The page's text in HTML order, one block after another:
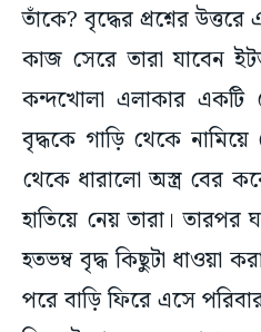
তাঁকে? বৃদ্ধের প্রশ্নের
কাজ সেরে তারা যাবেন
কন্দখোলা এলাকার একটি
বৃদ্ধকে গাড়ি থেকে নামিয়ে
থেকে ধারালো অস্ত্র বের
হাতিয়ে নেয় তারা। তারপর
হতভম্ব বৃদ্ধ কিছুটা ধাওয়া
পরে বাড়ি ফিরে এসে